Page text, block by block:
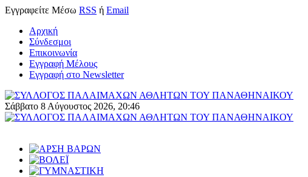
Εγγραφείτε Μέσω RSS ή Email
Αρχική
Σύνδεσμοι
Επικοινωνία
Εγγραφή Μέλους
Εγγραφή στο Newsletter
Σάββατο 8 Αύγουστος 2026, 20:46